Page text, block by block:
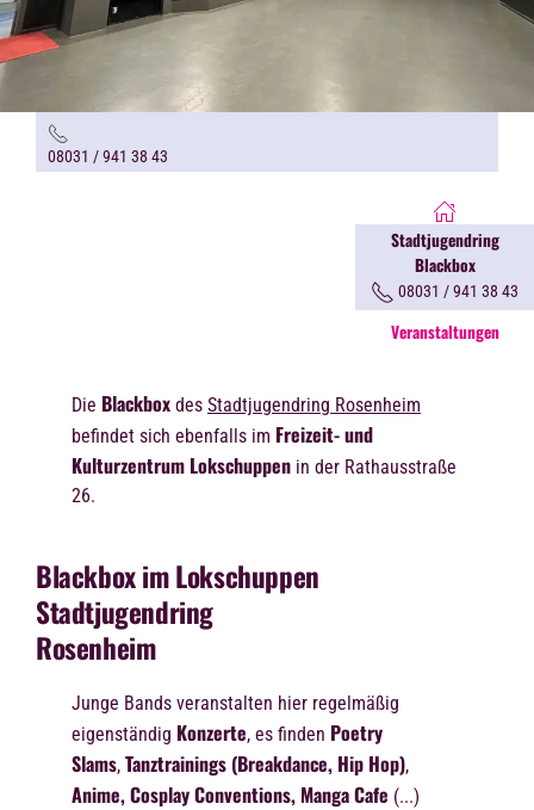
08031 / 941 38 43
Stadtjugendring
Blackbox
08031 / 941 38 43
Veranstaltungen
Die Blackbox des Stadtjugendring Rosenheim
befindet sich ebenfalls im Freizeit- und
Kulturzentrum Lokschuppen in der Rathausstraße
26.
Blackbox im Lokschuppen
Stadtjugendring
Rosenheim
Junge Bands veranstalten hier regelmäßig
eigenständig Konzerte, es finden Poetry
Slams, Tanztrainings (Breakdance, Hip Hop),
Anime, Cosplay Conventions, Manga Cafe (...)